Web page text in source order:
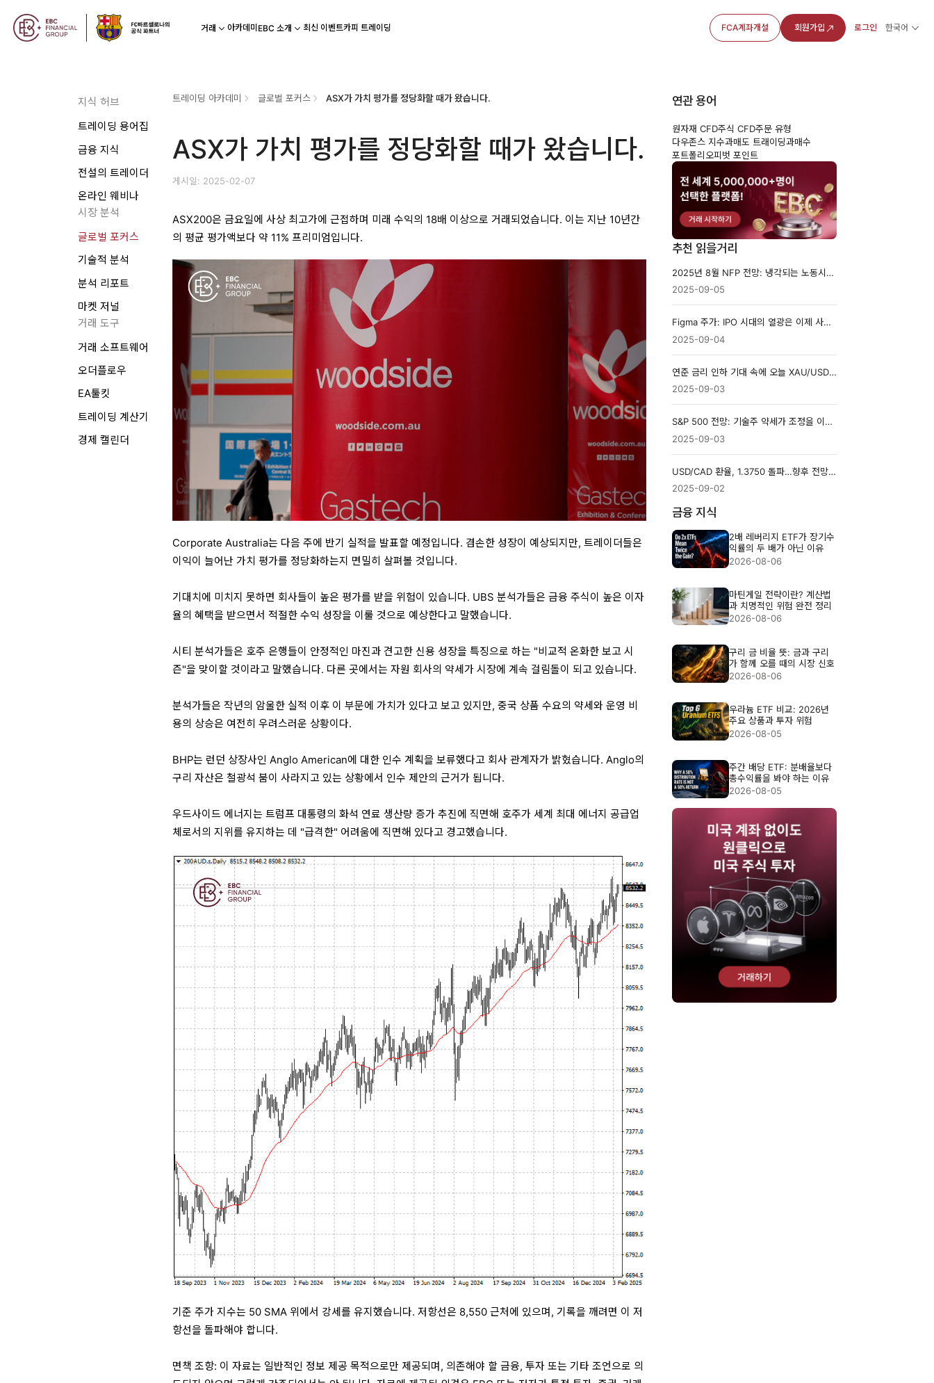
거래 아카데미 EBC 소개 최신 이벤트카피 트레이딩 FCA계좌개설 회원가입 로그인 한국어
지식 허브
트레이딩 용어집
금융 지식
전설의 트레이더
온라인 웨비나
시장 분석
글로벌 포커스
기술적 분석
분석 리포트
마켓 저널
거래 도구
거래 소프트웨어
오더플로우
EA툴킷
트레이딩 계산기
경제 캘린더
트레이딩 아카데미 글로벌 포커스 ASX가 가치 평가를 정당화할 때가 왔습니다.
ASX가 가치 평가를 정당화할 때가 왔습니다.
게시일: 2025-02-07
ASX200은 금요일에 사상 최고가에 근접하며 미래 수익의 18배 이상으로 거래되었습니다. 이는 지난 10년간
의 평균 평가액보다 약 11% 프리미엄입니다.
Corporate Australia는 다음 주에 반기 실적을 발표할 예정입니다. 겸손한 성장이 예상되지만, 트레이더들은
이익이 늘어난 가치 평가를 정당화하는지 면밀히 살펴볼 것입니다.
기대치에 미치지 못하면 회사들이 높은 평가를 받을 위험이 있습니다. UBS 분석가들은 금융 주식이 높은 이자
율의 혜택을 받으면서 적절한 수익 성장을 이룰 것으로 예상한다고 말했습니다.
시티 분석가들은 호주 은행들이 안정적인 마진과 견고한 신용 성장을 특징으로 하는 "비교적 온화한 보고 시
즌"을 맞이할 것이라고 말했습니다. 다른 곳에서는 자원 회사의 약세가 시장에 계속 걸림돌이 되고 있습니다.
분석가들은 작년의 암울한 실적 이후 이 부문에 가치가 있다고 보고 있지만, 중국 상품 수요의 약세와 운영 비
용의 상승은 여전히 우려스러운 상황이다.
BHP는 런던 상장사인 Anglo American에 대한 인수 계획을 보류했다고 회사 관계자가 밝혔습니다. Anglo의
구리 자산은 철광석 붐이 사라지고 있는 상황에서 인수 제안의 근거가 됩니다.
우드사이드 에너지는 트럼프 대통령의 화석 연료 생산량 증가 추진에 직면해 호주가 세계 최대 에너지 공급업
체로서의 지위를 유지하는 데 "급격한" 어려움에 직면해 있다고 경고했습니다.
기준 주가 지수는 50 SMA 위에서 강세를 유지했습니다. 저항선은 8,550 근처에 있으며, 기록을 깨려면 이 저
항선을 돌파해야 합니다.
면책 조항: 이 자료는 일반적인 정보 제공 목적으로만 제공되며, 의존해야 할 금융, 투자 또는 기타 조언으로 의
연관 용어
원자재 CFD주식 CFD주문 유형
다우존스 지수과매도 트래이딩과매수
포트폴리오피벗 포인트
추천 읽을거리
2025년 8월 NFP 전망: 냉각되는 노동시장 신호?
2025-09-05
Figma 주가: IPO 시대의 열광은 이제 사그라드는가?
2025-09-04
연준 금리 인하 기대 속에 오늘 XAU/USD 3,500달러 상회
2025-09-03
S&P 500 전망: 기술주 약세가 조정을 이끄는가?
2025-09-03
USD/CAD 환율, 1.3750 돌파…향후 전망은?
2025-09-02
금융 지식
2배 레버리지 ETF가 장기수
익률의 두 배가 아닌 이유
2026-08-06
마틴게일 전략이란? 계산법
과 치명적인 위험 완전 정리
2026-08-06
구리 금 비율 뜻: 금과 구리
가 함께 오를 때의 시장 신호
2026-08-06
우라늄 ETF 비교: 2026년
주요 상품과 투자 위험
2026-08-05
주간 배당 ETF: 분배율보다
총수익률을 봐야 하는 이유
2026-08-05